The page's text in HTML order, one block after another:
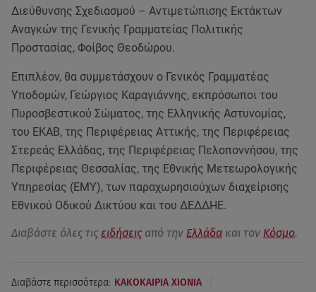
Διεύθυνσης Σχεδιασμού – Αντιμετώπισης Εκτάκτων
Αναγκών της Γενικής Γραμματείας Πολιτικής
Προστασίας, Φοίβος Θεοδώρου.
Επιπλέον, θα συμμετάσχουν ο Γενικός Γραμματέας
Υποδομών, Γεώργιος Καραγιάννης, εκπρόσωποι του
Πυροσβεστικού Σώματος, της Ελληνικής Αστυνομίας,
του ΕΚΑΒ, της Περιφέρειας Αττικής, της Περιφέρειας
Στερεάς Ελλάδας, της Περιφέρειας Πελοποννήσου, της
Περιφέρειας Θεσσαλίας, της Εθνικής Μετεωρολογικής
Υπηρεσίας (ΕΜΥ), των παραχωρησιούχων διαχείρισης
Εθνικού Οδικού Δικτύου και του ΔΕΔΔΗΕ.
Διαβάστε όλες τις ειδήσεις από την Ελλάδα και τον Κόσμο.
Διαβάστε περισσότερα: ΚΑΚΟΚΑΙΡΙΑ ΧΙΟΝΙΑ